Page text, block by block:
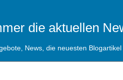
die aktuellen
News, die neuesten